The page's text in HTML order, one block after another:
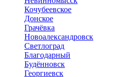
Кочубеевское
Донское
Грачёвка
Новоалександровск
Светлоград
Благодарный
Будённовск
Георгиевск